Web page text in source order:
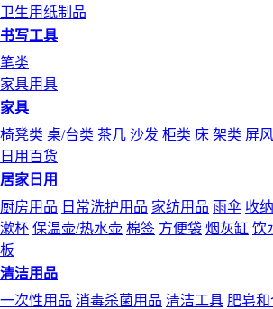
卫生用纸制品
书写工具
笔类
家具用具
家具
椅凳类 桌/台类 茶几 沙发 柜类 床 架类 屏
日用百货
居家日用
厨房用品 日常洗护用品 家纺用品 雨伞 收
漱杯 保温壶/热水壶 棉签 方便袋 烟灰缸 饮
板
清洁用品
一次性用品 消毒杀菌用品 清洁工具 肥皂和